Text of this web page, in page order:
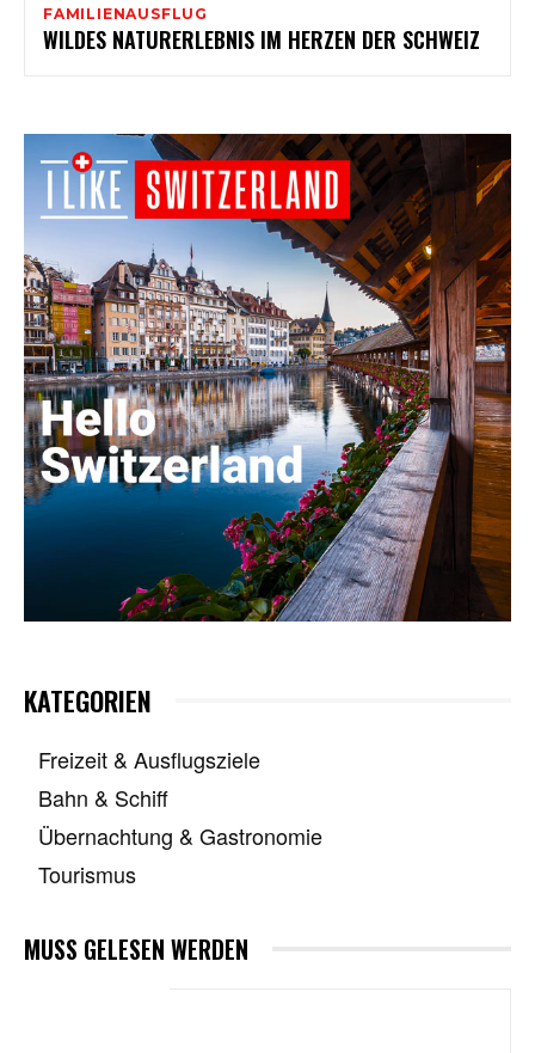
FAMILIENAUSFLUG
WILDES NATURERLEBNIS IM HERZEN DER SCHWEIZ
KATEGORIEN
Freizeit & Ausflugsziele
Bahn & Schiff
Übernachtung & Gastronomie
Tourismus
MUSS GELESEN WERDEN